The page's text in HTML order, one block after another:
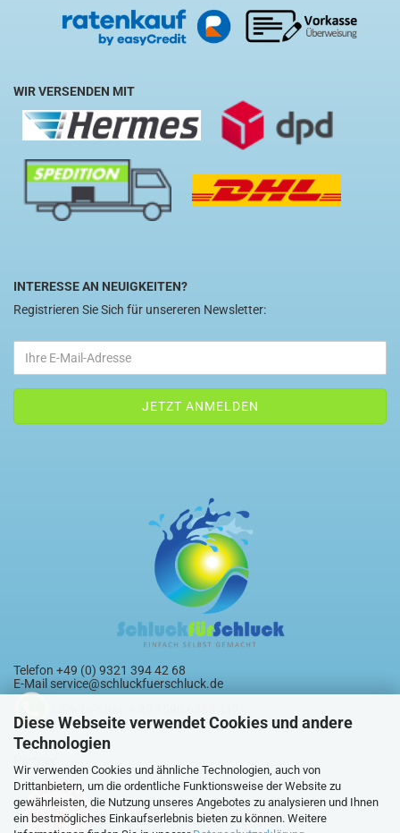
Diese Webseite verwendet Cookies und andere
Technologien
Wir verwenden Cookies und ähnliche Technologien, auch von
Drittanbietern, um die ordentliche Funktionsweise der Website zu
gewährleisten, die Nutzung unseres Angebotes zu analysieren und Ihnen
ein bestmögliches Einkaufserlebnis bieten zu können. Weitere
WIR VERSENDEN MIT
INTERESSE AN NEUIGKEITEN?
Registrieren Sie Sich für unsereren Newsletter:
Telefon +49 (0) 9321 394 42 68
E-Mailservice@schluckfuerschluck.de